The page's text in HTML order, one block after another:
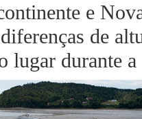
e
de
lugar durante